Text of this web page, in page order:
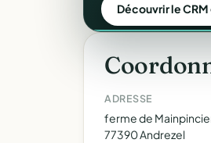
Créer mon site
ADRESSE
ferme de
77390 Andrezel